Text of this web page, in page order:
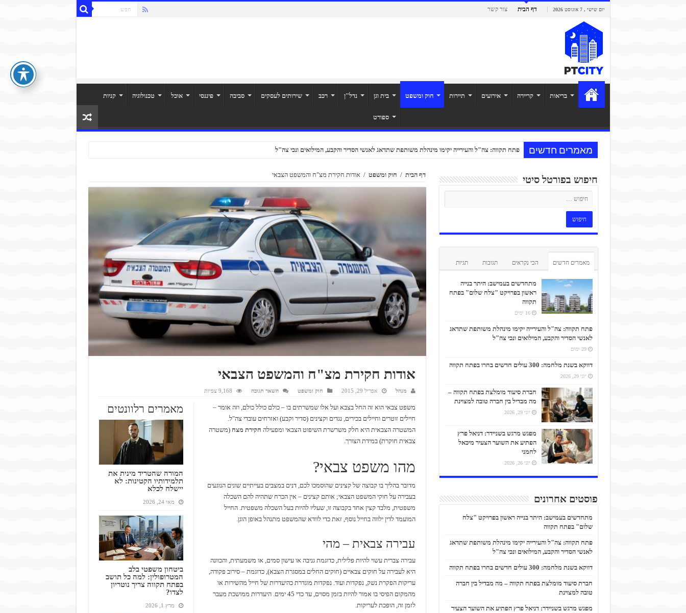
יום שישי , 7 אוגוסט 2026 דף הבית צור קשר
בריאות קריירה אירועים תיירות חוק ומשפט בית וגן נדל"ן רכב שירותים לעסקים סביבה פיננסי אוכל טכנולוגיה קניות
ספורט
מאמרים חדשים פתח תקווה: צה"ל והעירייה יקימו מינהלת משותפת שתדאג לאנשי הסדיר והקבע, המילואים ונכי צה"ל
דווקא בשנת מלחמה: 300 עולים חדשים בחרו בפתח תקווה
דף הבית / חוק ומשפט / אודות חקירת מצ"ח והמשפט הצבאי
אודות חקירת מצ"ח והמשפט הצבאי
מנהל אפריל 29, 2015 חוק ומשפט השאר תגובה 9,168 צפיות
מאמרים רלוונטים
המורה שהטריד מינית את
תלמידותיו הקטינות: לא
יישלח לכלא
מאי 24, 2026
ביטחון משפטי בלב
המטרופולין: למה כל תושב
בפתח תקווה צריך נוטריון
לצדו?
מרץ 1, 2026
משפט צבאי הוא זה החל בצבא ועל אלו שמשרתים בו – כולם כולל כולם, וזה אומר –
חיילים זוטרים וחיילים בכירים, נגדים וקצינים (סדיר וקבע) ואזרחים עובדי צה"ל.
המשטרה הצבאית היא חלק משרשרת השיפוט הצבאי ומפעילה חקירת מצח (משטרה
צבאית חוקרת) במידת הצורך.
מהו משפט צבאי?
מדובר בהליך בו קבוצה של קצינים שהוסמכו לכם, דנים במצבים בעייתיים שונים הנוגעים
בעבירה על חוקי המשפט הצבאי; אותם קצינים – אין הכרח שתהיה להם השכלה
משפטית, מלבד קצין אחד בקבוצה זו, שעליו להיות בעל השכלה משפטית. החייל
המועמד לדין ילווה בחייל נוסף, זאת כדי לוודא שהמשפט מתנהל באופן הוגן.
עבירה צבאית – מהי
עבירה צברית עשוי להיות פלילית, כדוגמת גניבה או עישון סמים, או משמעתית, והכוונה
היא לעבירה על חוקים צבאיים (חוקים החלים במסגרת הצבא), כדוגמת – סירוב פקודה,
עריקות הפקרת נשק, נפקדות ועוד. נפקדות מוגדרת כהיעדרות של חייל מהשירות או
מהמקום הפיסי בו אמור להיות בזמן מסוים, עד כדי 45 ימים. היעדרות ממושכת מעבר
לזמן זה, הופכת לעריקות.
חיפוש בפורטל סיטי
מאמרים חדשים הכי נקראים תגובות תגיות
מתחדשים בעמישב: היתר בנייה
ראשון בפרויקט "צלח שלום" בפתח
תקווה
16 ימים
פתח תקווה: צה"ל והעירייה יקימו מינהלת משותפת שתדאג
לאנשי הסדיר והקבע, המילואים ונכי צה"ל
29 ימים
דווקא בשנת מלחמה: 300 עולים חדשים בחרו בפתח תקווה
יוני 29, 2026
חברת סיעוד מומלצת בפתח תקווה –
מה מבדיל בין חברה טובה למצוינת
יוני 29, 2026
מפגש מרגש בשניידר: דניאל פרץ
הפתיע את השוער הצעיר מיכאל
לחמני
יוני 26, 2026
פוסטים אחרונים
מתחדשים בעמישב: היתר בנייה ראשון בפרויקט "צלח
שלום" בפתח תקווה
פתח תקווה: צה"ל והעירייה יקימו מינהלת משותפת שתדאג
לאנשי הסדיר והקבע, המילואים ונכי צה"ל
דווקא בשנת מלחמה: 300 עולים חדשים בחרו בפתח תקווה
חברת סיעוד מומלצת בפתח תקווה – מה מבדיל בין חברה
טובה למצוינת
מפגש מרגש בשניידר: דניאל פרץ הפתיע את השוער הצעיר